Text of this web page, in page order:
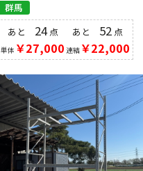
群馬
あと 24点
単体 ￥27,000
あと 52 点
連結￥22,000